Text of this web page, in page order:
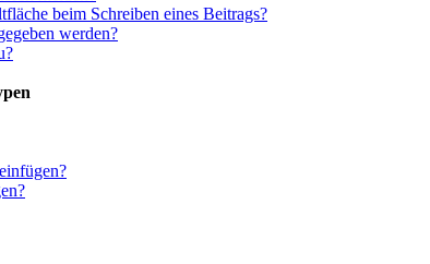
beim Schreiben eines Beitrags?
werden?